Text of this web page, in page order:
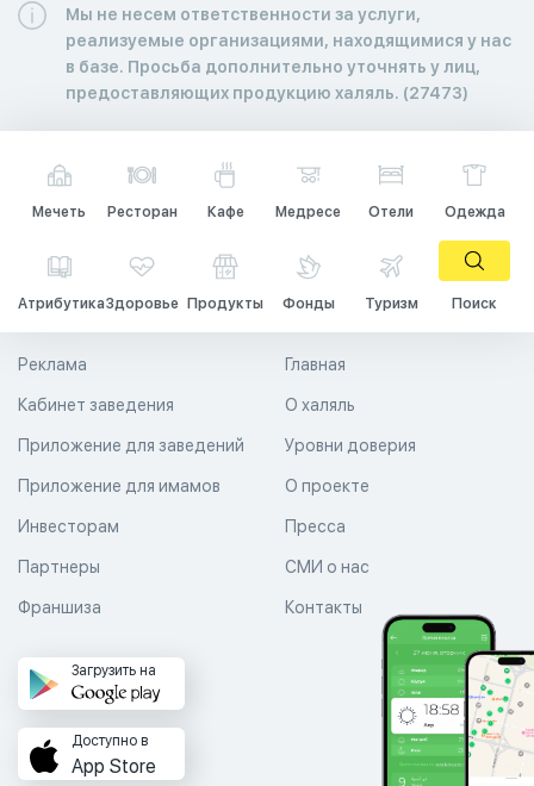
Мы не несем ответственности за услуги,
реализуемые организациями, находящимися у нас
в базе. Просьба дополнительно уточнять у лиц,
предоставляющих продукцию халяль. (27473)
Мечеть Ресторан Кафе Медресе Отели Одежда
АтрибутикаЗдоровье Продукты Фонды Туризм Поиск
Главная
О халяль
Уровни доверия
Реклама
Кабинет заведения
Приложение для заведений
Приложение для имамов О проекте
Пресса
СМИ о нас
Контакты
Инвесторам
Партнеры
Франшиза
Загрузить на
Доступно в
App Store